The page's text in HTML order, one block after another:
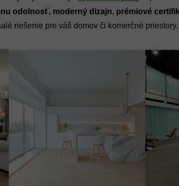
odolnosť, moderný dizajn, prémiové
riešenie pre váš domov či komerčné priestory.